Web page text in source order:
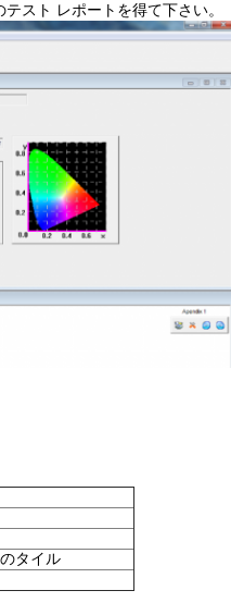
スト レポートを得て下さい。
タイル